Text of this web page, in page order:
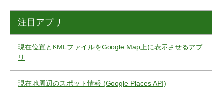
注目アプリ
現在位置とKMLファイルをGoogle Map上に表示させるアプ
リ
現在地周辺のスポット情報 (Google Places API)